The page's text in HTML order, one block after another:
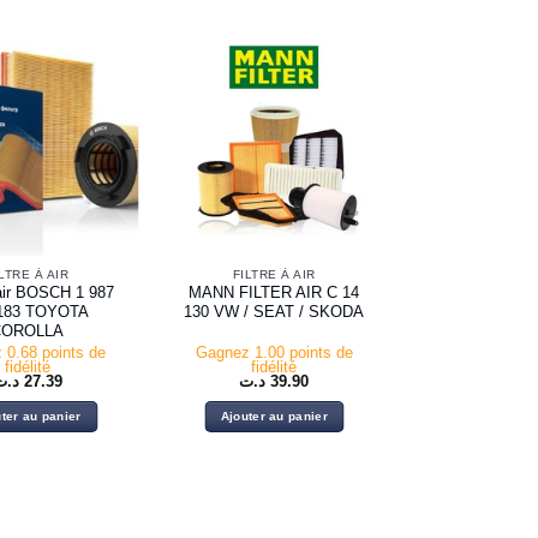
À AIR
BOSCH 1 987
TOYOTA
0.68 points de
fidélité
27.39
au panier
FILTRE À AIR
MANN FILTER AIR C 14
130 VW / SEAT / SKODA
Gagnez 1.00 points de
fidélité
39.90 د.ت
Ajouter au panier